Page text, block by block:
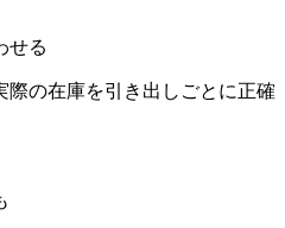
せる
の在庫を引き出しごとに正確